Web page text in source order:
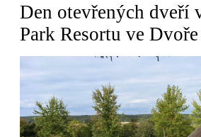
Den otevřených dveří
Park Resortu ve